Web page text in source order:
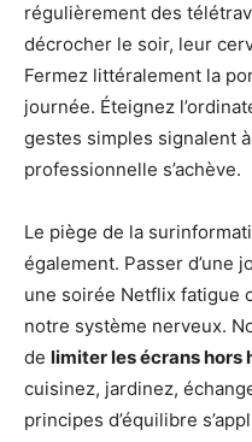
régulièrement des
décrocher le soir, leur
Fermez littéralement la
journée. Éteignez
gestes simples signalent
professionnelle s’achève.
Le piège de la
également. Passer d’une
une soirée Netflix fatigue
notre système nerveux.
de limiter les écrans hors
cuisinez, jardinez,
principes d’équilibre